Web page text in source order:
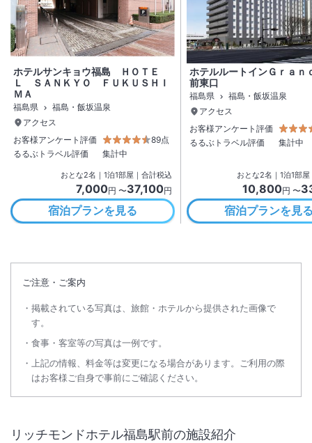
ホテルサンキョウ福島 ＨＯＴＥ
Ｌ ＳＡＮＫＹＯ ＦＵＫＵＳＨＩ
ＭＡ
福島県
福島・飯坂温泉
アクセス
お客様アンケート評価
89点
るるぶトラベル評価
集計中
おとな2名 ｜ 1泊1部屋｜合計税込
7,000円 〜37,100円
宿泊プランを見る
ホテルルートインＧｒａｎ
前東口
福島県
福島・飯坂温泉
アクセス
お客様アンケート評価
るるぶトラベル評価
集計中
おとな2名 ｜ 1泊1部屋
10,800円 〜
宿泊プランを見
ご注意・ご案内
掲載されている写真は、旅館・ホテルから提供された画像で
す。
食事・客室等の写真は一例です。
上記の情報、料金等は変更になる場合があります。ご利用の際
はお客様ご自身で事前にご確認ください。
リッチモンドホテル福島駅前の施設紹介